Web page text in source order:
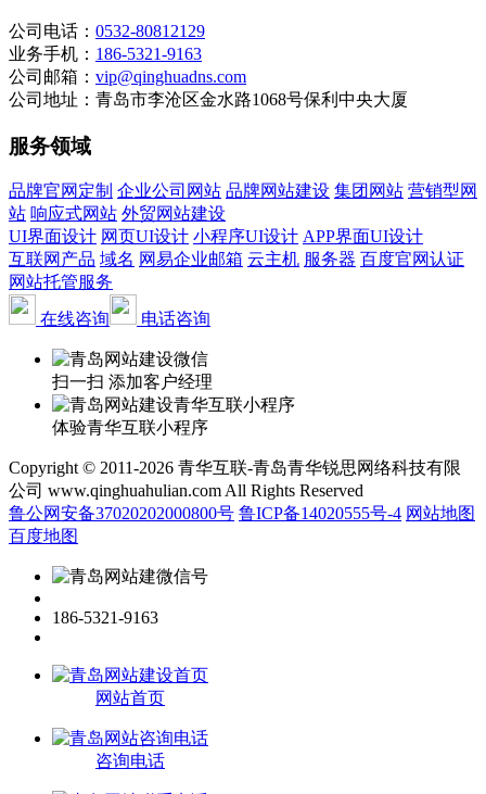
公司电话： 0532-80812129
业务手机： 186-5321-9163
公司邮箱： vip@qinghuadns.com
公司地址：青岛市李沧区金水路1068号保利中央大厦
服务领域
品牌官网定制 企业公司网站 品牌网站建设 集团网站 营销型网
站 响应式网站 外贸网站建设
UI界面设计 网页UI设计 小程序UI设计 APP界面UI设计
互联网产品 域名 网易企业邮箱 云主机 服务器 百度官网认证
网站托管服务
在线咨询
电话咨询
扫一扫 添加客户经理
体验青华互联小程序
Copyright © 2011-2026 青华互联-青岛青华锐思网络科技有限
公司 www.qinghuahulian.com All Rights Reserved
鲁公网安备37020202000800号 鲁ICP备14020555号-4 网站地图
百度地图
186-5321-9163
网站首页
咨询电话